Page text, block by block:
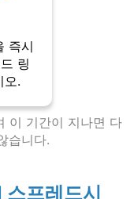
즉시
링
오.
이 기간이 지나면 다
습니다.
프레드시